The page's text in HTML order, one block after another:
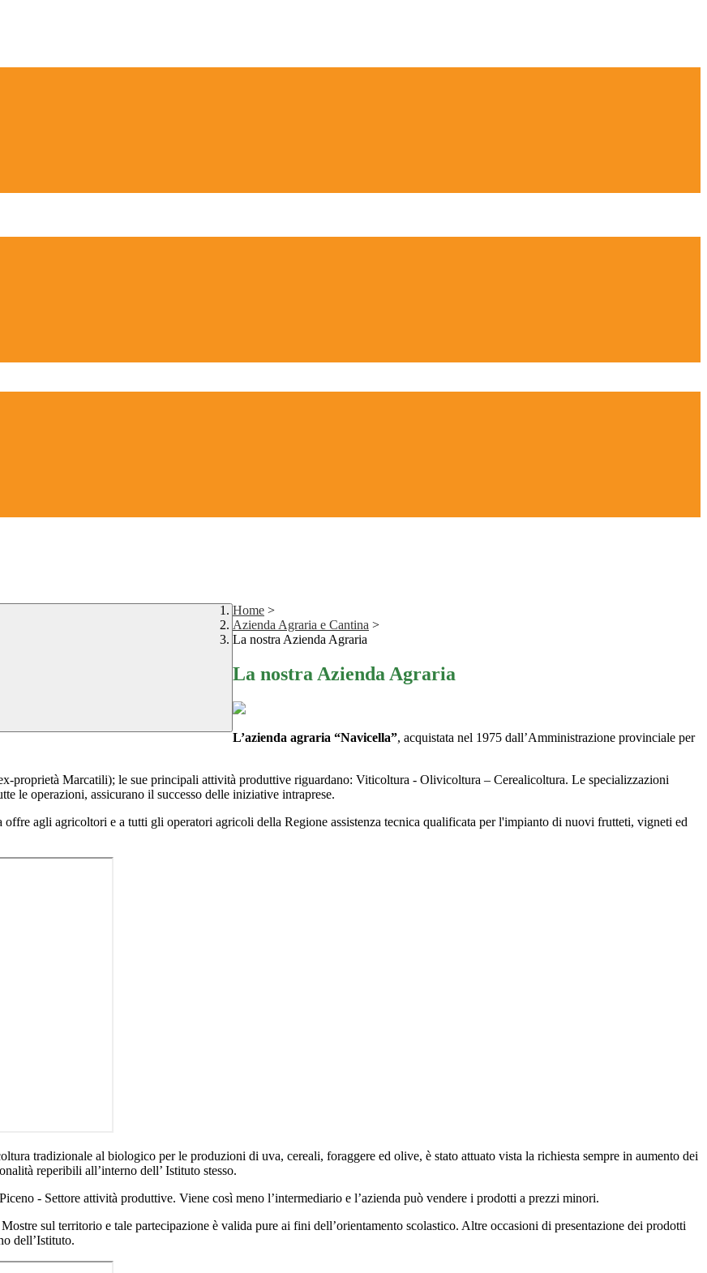
Home >
Azienda Agraria e Cantina >
La nostra Azienda Agraria
La nostra Azienda Agraria
L’azienda agraria “Navicella”, acquistata nel 1975 dall’Amministrazione provinciale per
proprietà Marcatili); le sue principali attività produttive riguardano: Viticoltura - Olivicoltura – Cerealicoltura. Le specializzazioni
le operazioni, assicurano il successo delle iniziative intraprese.
agli agricoltori e a tutti gli operatori agricoli della Regione assistenza tecnica qualificata per l'impianto di nuovi frutteti, vigneti ed
tradizionale al biologico per le produzioni di uva, cereali, foraggere ed olive, è stato attuato vista la richiesta sempre in aumento dei
reperibili all’interno dell’ Istituto stesso.
- Settore attività produttive. Viene così meno l’intermediario e l’azienda può vendere i prodotti a prezzi minori.
sul territorio e tale partecipazione è valida pure ai fini dell’orientamento scolastico. Altre occasioni di presentazione dei prodotti
dell’Istituto.